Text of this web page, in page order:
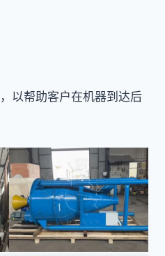
以帮助客户在机器到达后